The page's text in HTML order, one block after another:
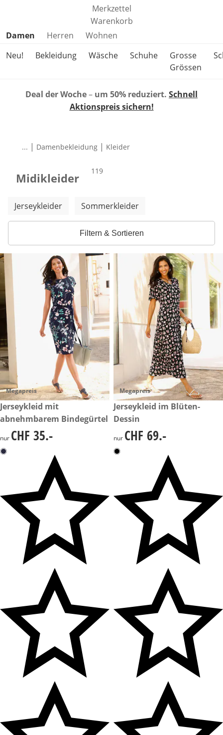
Merkzettel
Warenkorb
Produktkategorien überspringen
Damen Herren
Wohnen
Neu!
Bekleidung Wäsche Schuhe
Grosse
Grössen
Deal der Woche– um 50% reduziert. Schnell
Aktionspreis sichern!
... | Damenbekleidung | Kleider
Midikleider Produkte
119
Weitere Kategorien überspringen
Jerseykleider Sommerkleider
Filtern & Sortieren
Megapreis
CHF 35.-
Jerseykleid mit
abnehmbarem Bindegürtel
CHF 35.-
nur CHF 35.-
Megapreis
CHF 69.-
Jerseykleid im Blüten-
Dessin
CHF 69.-
nur CHF 69.-